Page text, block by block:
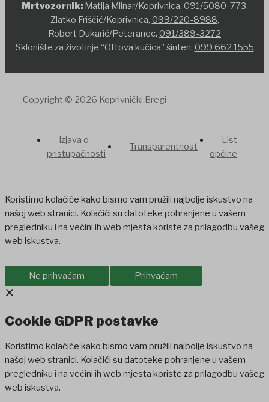
Mrtvozornik:Matija Mlinar/Koprivnica, 091/5080-773,
Zlatko Friščić/Koprivnica, 099/220-8988,
Robert Dukarić/Peteranec, 091/389-3272
Sklonište za životinje “Ottova kućica” šinteri: 099 662 1555
Copyright © 2026 Koprivnički Bregi
Izjava o
pristupačnosti
Transparentnost
List
općine
Koristimo kolačiće kako bismo vam pružili najbolje iskustvo na
našoj web stranici. Kolačići su datoteke pohranjene u vašem
pregledniku i na većini ih web mjesta koriste za prilagodbu vašeg
web iskustva.
Ne prihvaćam Prihvaćam
×
Cookie GDPR postavke
Koristimo kolačiće kako bismo vam pružili najbolje iskustvo na
našoj web stranici. Kolačići su datoteke pohranjene u vašem
pregledniku i na većini ih web mjesta koriste za prilagodbu vašeg
web iskustva.